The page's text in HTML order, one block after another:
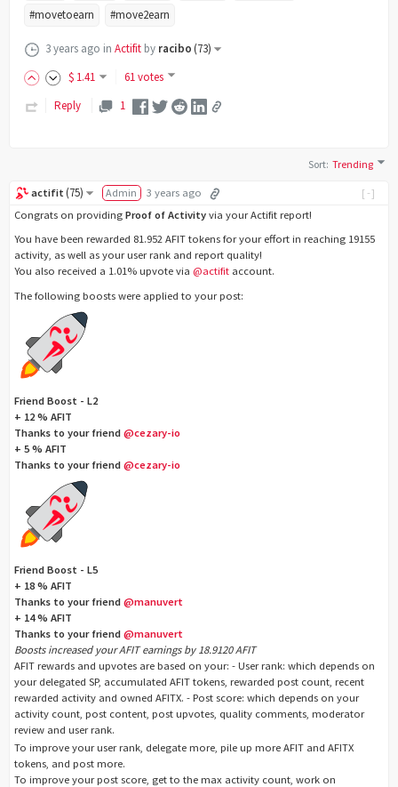
#movetoearn
#move2earn
3 years ago in Actifit by racibo(73)
$ 1.41
61 votes
Reply
1
Sort:Trending
[-]
actifit (75) Admin
3 years ago
Congrats on providing Proof of Activity via your Actifit report!
You have been rewarded 81.952 AFIT tokens for your effort in reaching 19155
activity, as well as your user rank and report quality!
You also received a 1.01% upvote via @actifit account.
The following boosts were applied to your post:
Friend Boost - L2
+ 12 % AFIT
Thanks to your friend @cezary-io
+ 5 % AFIT
Thanks to your friend @cezary-io
Friend Boost - L5
+ 18 % AFIT
Thanks to your friend @manuvert
+ 14 % AFIT
Thanks to your friend @manuvert
Boosts increased your AFIT earnings by 18.9120 AFIT
AFIT rewards and upvotes are based on your: - User rank: which depends on
your delegated SP, accumulated AFIT tokens, rewarded post count, recent
rewarded activity and owned AFITX. - Post score: which depends on your
activity count, post content, post upvotes, quality comments, moderator
review and user rank.
To improve your user rank, delegate more, pile up more AFIT and AFITX
tokens, and post more.
To improve your post score, get to the max activity count, work on